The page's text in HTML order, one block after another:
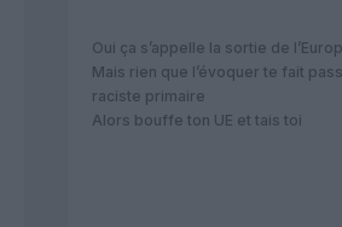
Oui ça s’appelle la sortie de
Mais rien que l’évoquer te fait
raciste primaire
Alors bouffe ton UE et tais toi